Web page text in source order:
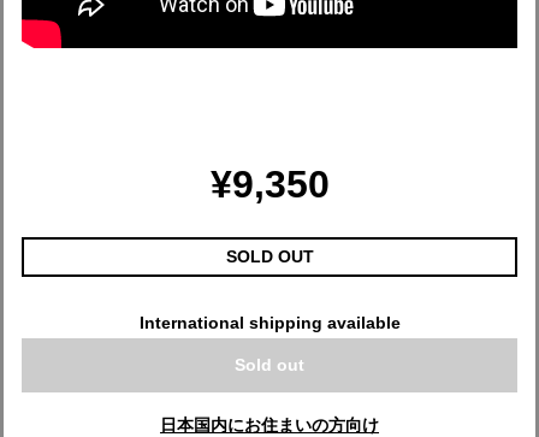
¥9,350
SOLD OUT
International shipping available
Sold out
日本国内にお住まいの方向け